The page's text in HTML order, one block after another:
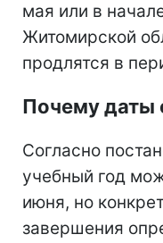
мая или в
Житомирской
продлятся в
Почему даты
Согласно
учебный год
июня, но
завершения